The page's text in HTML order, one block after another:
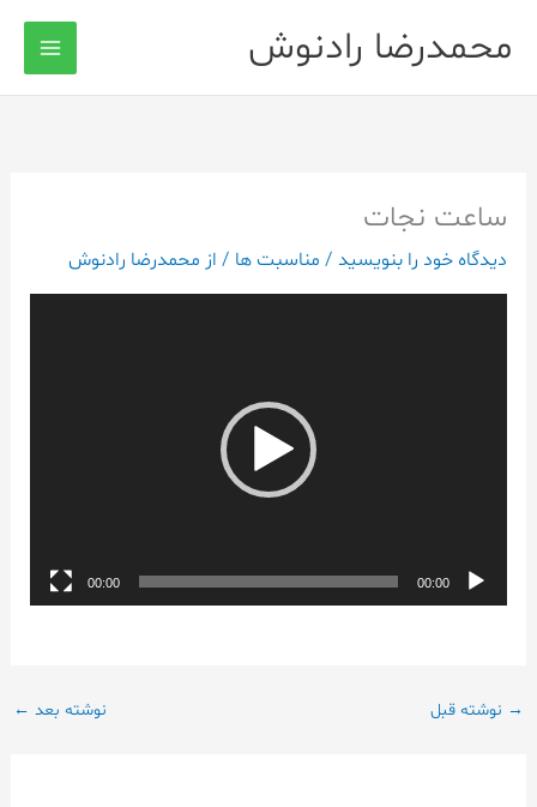
محمدرضا رادنوش
ساعت نجات
دیدگاه‌ خود را بنویسید / مناسبت ها / از محمدرضا رادنوش
00:00
00:00
→ نوشته قبل نوشته بعد ←